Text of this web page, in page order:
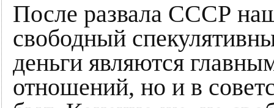
После развала СССР
свободный
деньги являются
отношений, но и в